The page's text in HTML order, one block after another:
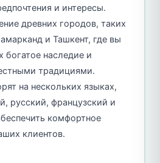
и интересы.
древних городов, таких
и Ташкент, где вы
богатое наследие и
традициями.
на нескольких языках,
русский, французский и
комфортное
клиентов.